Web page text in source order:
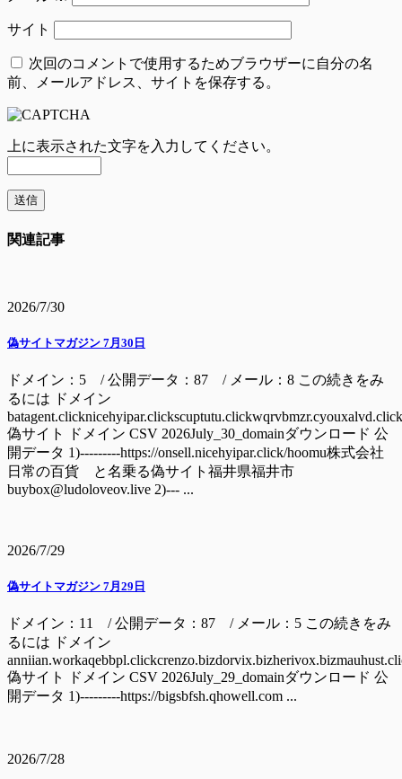
サイト
次回のコメントで使用するためブラウザーに自分の名
前、メールアドレス、サイトを保存する。
上に表示された文字を入力してください。
関連記事
2026/7/30
偽サイトマガジン 7月30日
ドメイン：5 / 公開データ：87 / メール：8 この続きをみ
るには ドメイン
batagent.clicknicehyipar.clickscuptutu.clickwqrvbmzr.cyouxalvd.click
偽サイト ドメイン CSV 2026July_30_domainダウンロード 公
開データ 1)---------https://onsell.nicehyipar.click/hoomu株式会社
日常の百貨 と名乗る偽サイト福井県福井市
buybox@ludoloveov.live 2)--- ...
2026/7/29
偽サイトマガジン 7月29日
ドメイン：11 / 公開データ：87 / メール：5 この続きをみ
るには ドメイン
偽サイト ドメイン CSV 2026July_29_domainダウンロード 公
開データ 1)---------https://bigsbfsh.qhowell.com ...
2026/7/28